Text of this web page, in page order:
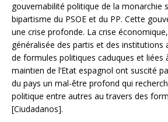
gouvernabilité politique de la monarchie
bipartisme du PSOE et du PP. Cette
une crise profonde. La crise
généralisée des partis et des institutions
de formules politiques caduques et liées
maintien de l’Etat espagnol ont suscité
du pays un mal-être profond qui
politique entre autres au travers des
[Ciudadanos].